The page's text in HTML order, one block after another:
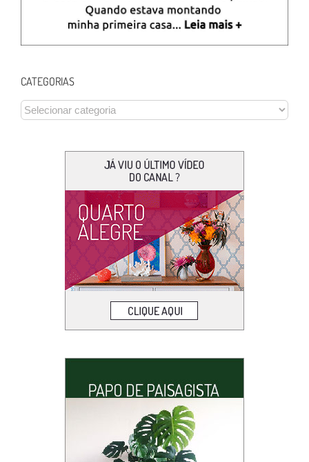
CATEGORIAS
CATEGORIAS